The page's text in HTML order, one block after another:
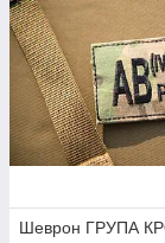
Шеврон ГРУПА